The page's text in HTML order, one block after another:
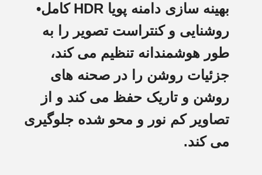
بهینه سازی دامنه پویا HDR کامل
•
روشنایی و کنتراست تصویر را به
طور هوشمندانه تنظیم می کند،
جزئیات روشن را در صحنه های
روشن و تاریک حفظ می کند و از
تصاویر کم نور و محو شده جلوگیری
می کند.